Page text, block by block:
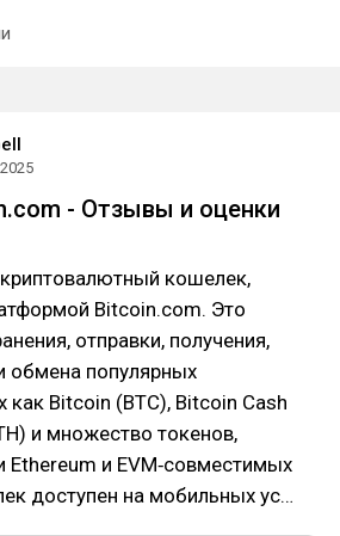
- Отзывы и оценки
кошелек,
Bitcoin.com. Это
отправки, получения,
обмена популярных
как Bitcoin (BTC), Bitcoin Cash
и множество токенов,
Ethereum и EVM‑совместимых
доступен на мобильных ус…